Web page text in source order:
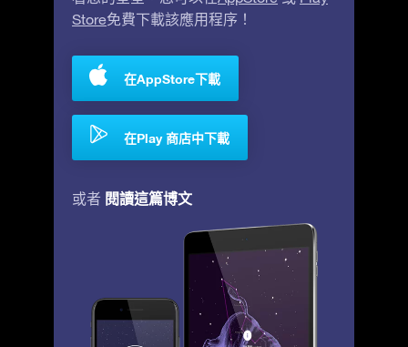
Store免費下載該應用程序！
在AppStore下載
在Play 商店中下載
或者 閱讀這篇博文